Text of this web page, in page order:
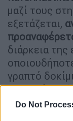
Do Not
μαζί τους
εξετάζεται,
διάρκεια
γραπτό
θορυβεί και
υποδείξεις